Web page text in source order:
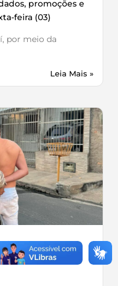
promoções e
feira (03)
por meio da
Leia Mais »
grupo
de